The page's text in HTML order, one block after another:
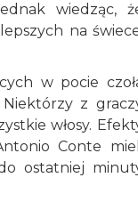
wiedząc,
na
w pocie
Niektórzy z
włosy.
Conte
ostatniej